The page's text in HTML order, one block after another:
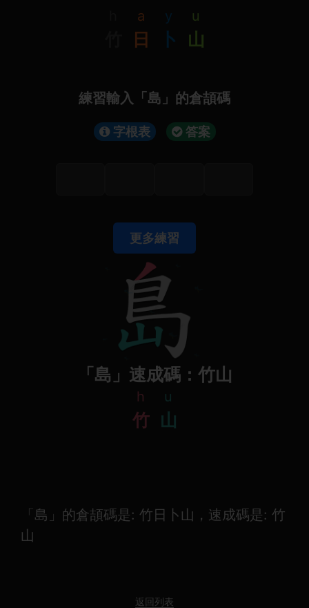
a
日
y
卜
u
山
練習輸入「島」的倉頡碼
字根表 答案
更多練習
「島」速成碼：竹山
h
竹
u
山
「島」的倉頡碼是: 竹日卜山，速成碼是: 竹
山
返回列表